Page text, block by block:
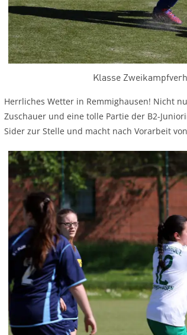
Klasse
Herrliches Wetter in Remmighausen! Nicht
Zuschauer und eine tolle Partie der B2-
Sider zur Stelle und macht nach Vorarbeit